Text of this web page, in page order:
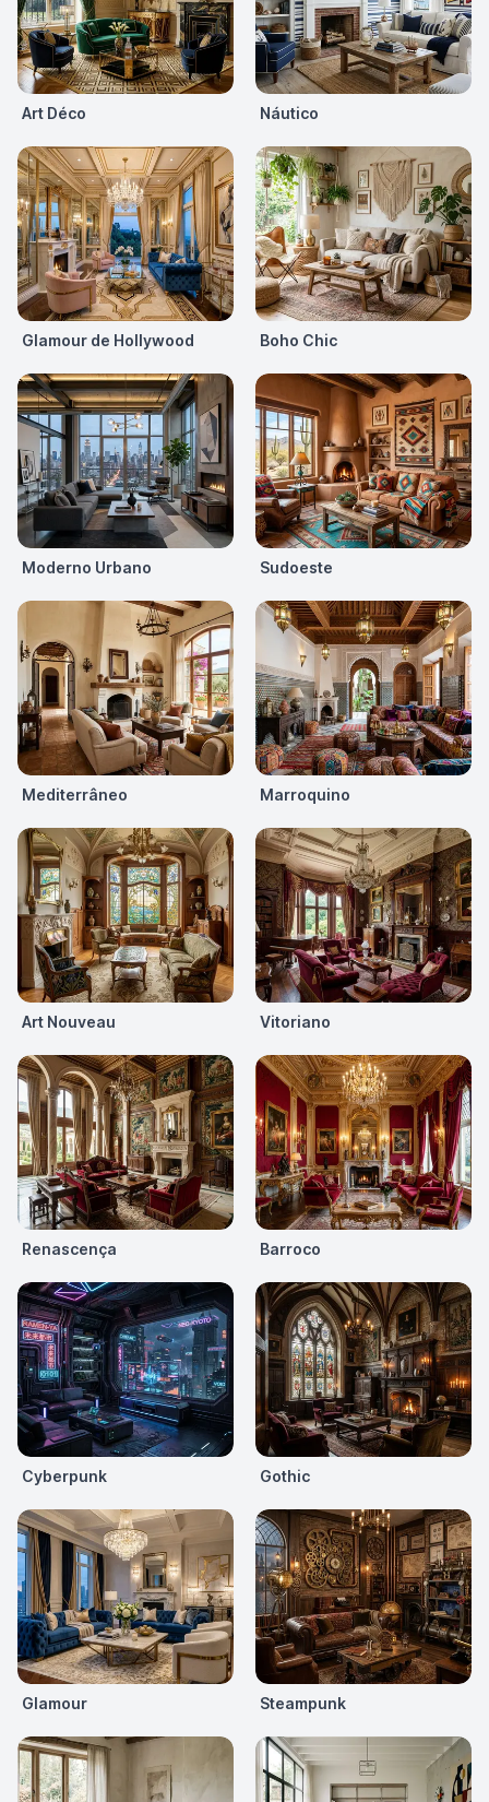
Art Déco Náutico
Glamour de Hollywood Boho Chic
Moderno Urbano Sudoeste
Mediterrâneo Marroquino
Art Nouveau Vitoriano
Renascença Barroco
Cyberpunk Gothic
Glamour Steampunk